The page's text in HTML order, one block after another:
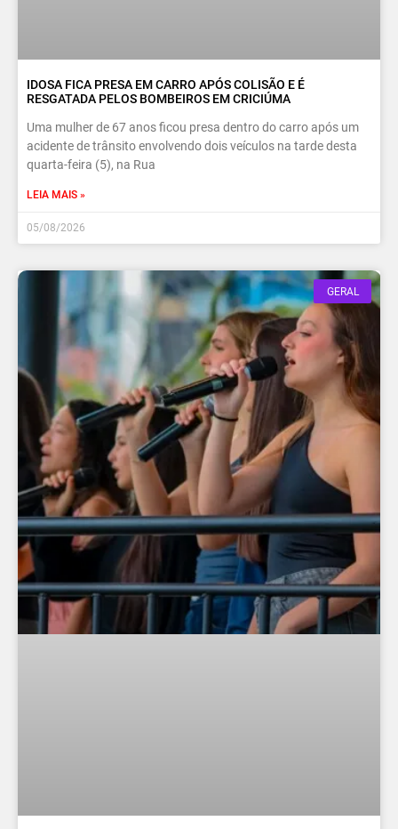
IDOSA FICA PRESA EM CARRO APÓS COLISÃO E É
RESGATADA PELOS BOMBEIROS EM CRICIÚMA
Uma mulher de 67 anos ficou presa dentro do carro após um
acidente de trânsito envolvendo dois veículos na tarde desta
quarta-feira (5), na Rua
LEIA MAIS »
05/08/2026
GERAL